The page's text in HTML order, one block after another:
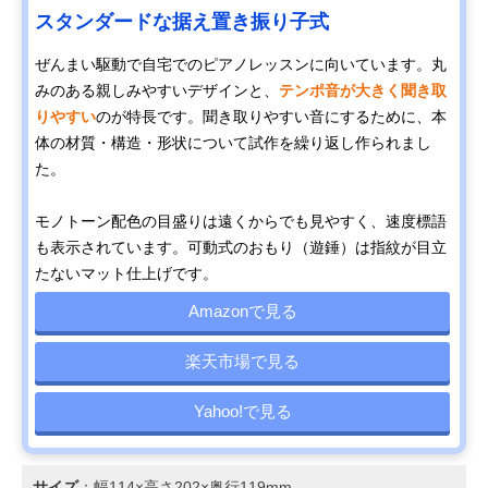
スタンダードな据え置き振り子式
ぜんまい駆動で自宅でのピアノレッスンに向いています。丸
みのある親しみやすいデザインと、 テンポ音が大きく聞き取
りやすいのが特長です。聞き取りやすい音にするために、本
体の材質・構造・形状について試作を繰り返し作られまし
た。
モノトーン配色の目盛りは遠くからでも見やすく、速度標語
も表示されています。可動式のおもり（遊錘）は指紋が目立
たないマット仕上げです。
Amazonで見る
楽天市場で見る
Yahoo!で見る